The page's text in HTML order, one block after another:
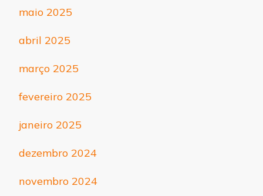
maio 2025
abril 2025
março 2025
fevereiro 2025
janeiro 2025
dezembro 2024
novembro 2024